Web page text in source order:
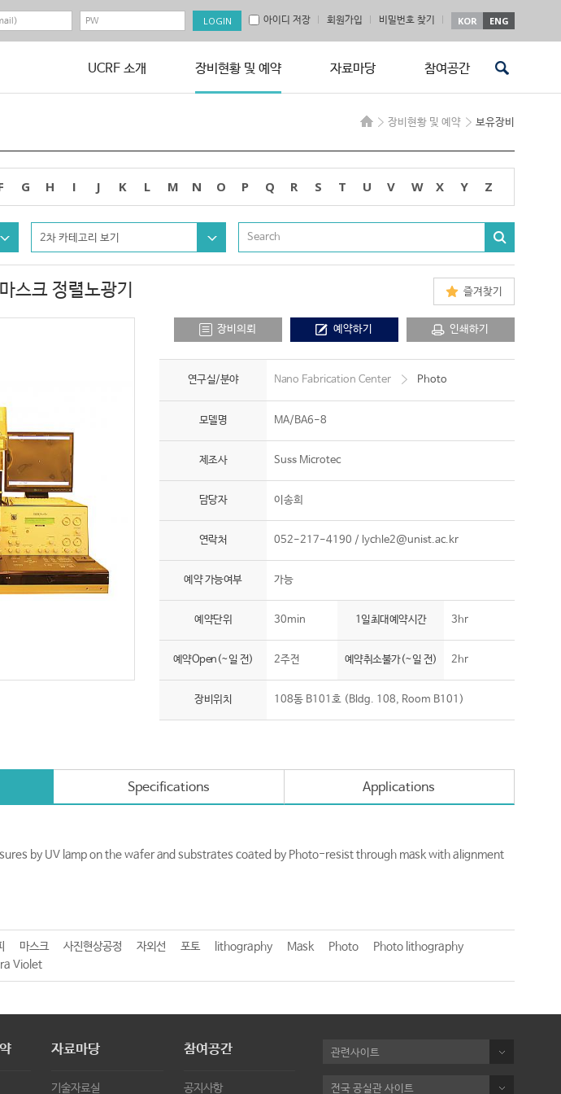
아이디 저장 회원가입 비밀번호 찾기 KOR ENG
UCRF 소개 장비현황 및 예약 자료마당 참여공간
장비현황 및 예약 보유장비
G H I J K L M N O P Q R S T U V W X Y Z
2차 카테고리 보기
크 정렬노광기 즐겨찾기
장비의뢰 예약하기 인쇄하기
연구실/분야 Nano Fabrication Center Photo
모델명 MA/BA6-8
제조사 Suss Microtec
담당자 이송희
연락처 052-217-4190 / lychle2@unist.ac.kr
예약 가능여부 가능
예약단위 30min 1일최대예약시간 3hr
예약Open(~일 전) 2주전 예약취소불가(~일 전) 2hr
장비위치 108동 B101호 (Bldg. 108, Room B101)
Specifications Applications
by UV lamp on the wafer and substrates coated by Photo-resist through mask with alignment
마스크 사진현상공정 자외선 포토 lithography Mask Photo
Photo lithography
Violet
자료마당
기술자료실
참여공간
공지사항
관련사이트
전국 공실관 사이트